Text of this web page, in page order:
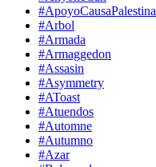
#ApoyoCausaPalestina
#Arbol
#Armada
#Armaggedon
#Assasin
#Asymmetry
#AToast
#Atuendos
#Automne
#Autumno
#Azar